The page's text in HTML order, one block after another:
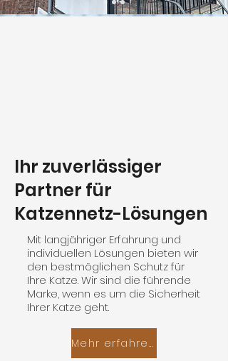
Ihr zuverlässiger
Partner für
Katzennetz-Lösungen
Mit langjähriger Erfahrung und
individuellen Lösungen bieten wir
den bestmöglichen Schutz für
Ihre Katze. Wir sind die führende
Marke, wenn es um die Sicherheit
Ihrer Katze geht.
Mehr erfahren